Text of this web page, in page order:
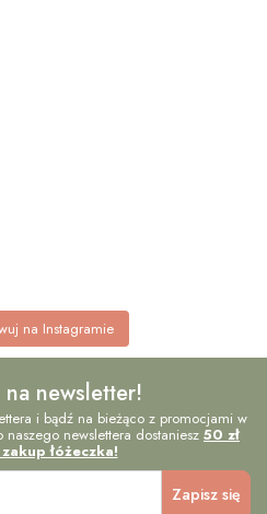
na Instagramie
newsletter!
i bądź na bieżąco z promocjami w
newslettera dostaniesz 50 zł
łóżeczka!